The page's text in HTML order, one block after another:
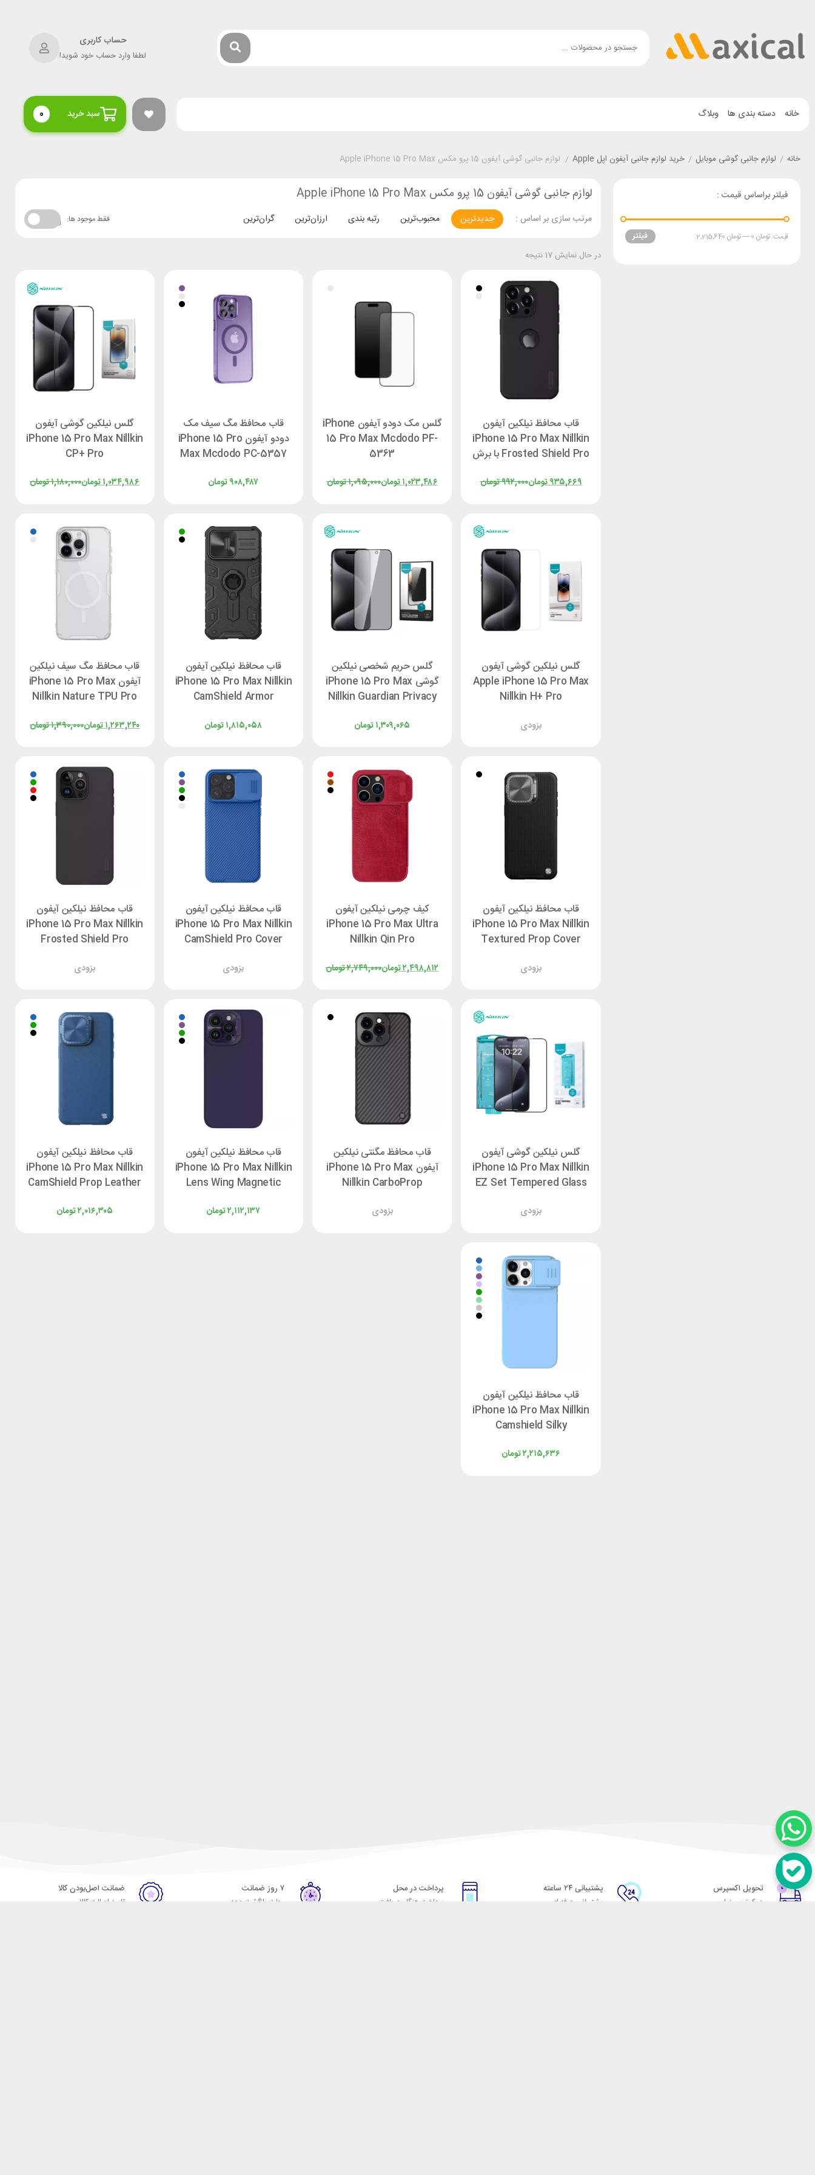
حساب کاربری
لطفا وارد حساب خود شوید!
خانه دسته بندی ها وبلاگ سبد خرید 0
خانه / لوازم جانبی گوشی موبایل / خرید لوازم جانبی آیفون اپل Apple / لوازم جانبی گوشی آیفون 15 پرو مکس Apple iPhone 15 Pro Max
لوازم جانبی گوشی آیفون 15 پرو مکس Apple iPhone 15 Pro Max
مرتب سازی بر اساس : جدیدترین محبوب‌ترین رتبه بندی ارزان‌ترین گران‌ترین فقط موجود ها:
در حال نمایش 17 نتیجه
قاب محافظ نیلکین آیفون
iPhone 15 Pro Max Nillkin
Frosted Shield Pro با برش
تومان۹۹۲,۰۰۰تومان۹۳۵,۶۶۹
گلس مک دودو آیفون iPhone
15 Pro Max Mcdodo PF-
5363
تومان۱,۰۹۵,۰۰۰تومان۱,۰۲۳,۴۸۶
قاب محافظ مگ سیف مک
دودو آیفون iPhone 15 Pro
Max Mcdodo PC-5357
تومان۹۰۸,۴۸۷
گلس نیلکین گوشی آیفون
iPhone 15 Pro Max Nillkin
CP+ Pro
تومان۱,۱۸۰,۰۰۰تومان۱,۰۳۴,۹۸۶
گلس نیلکین گوشی آیفون
Apple iPhone 15 Pro Max
Nillkin H+ Pro
بزودی
گلس حریم شخصی نیلکین
گوشی iPhone 15 Pro Max
Nillkin Guardian Privacy
تومان۱,۳۰۹,۰۶۵
قاب محافظ نیلکین آیفون
iPhone 15 Pro Max Nillkin
CamShield Armor
تومان۱,۸۱۵,۰۵۸
قاب محافظ مگ سیف نیلکین
آیفون iPhone 15 Pro Max
Nillkin Nature TPU Pro
تومان۱,۳۹۰,۰۰۰تومان۱,۲۶۳,۲۴۰
قاب محافظ نیلکین آیفون
iPhone 15 Pro Max Nillkin
Textured Prop Cover
بزودی
کیف چرمی نیلکین آیفون
iPhone 15 Pro Max Ultra
Nillkin Qin Pro
تومان۲,۷۴۹,۰۰۰تومان۲,۴۹۸,۸۱۲
قاب محافظ نیلکین آیفون
iPhone 15 Pro Max Nillkin
CamShield Pro Cover
بزودی
قاب محافظ نیلکین آیفون
iPhone 15 Pro Max Nillkin
Frosted Shield Pro
بزودی
گلس نیلکین گوشی آیفون
iPhone 15 Pro Max Nillkin
EZ Set Tempered Glass
بزودی
قاب محافظ مگنتی نیلکین
آیفون iPhone 15 Pro Max
Nillkin CarboProp
بزودی
قاب محافظ نیلکین آیفون
iPhone 15 Pro Max Nillkin
Lens Wing Magnetic
تومان۲,۱۱۲,۱۳۷
قاب محافظ نیلکین آیفون
iPhone 15 Pro Max Nillkin
CamShield Prop Leather
تومان۲,۰۱۶,۳۰۵
قاب محافظ نیلکین آیفون
iPhone 15 Pro Max Nillkin
Camshield Silky
تومان۲,۲۱۵,۶۳۶
فیلتر براساس قیمت :
فیلتر قیمت:تومان 0 —تومان 2,215,640
تحویل اکسپرس
در کمترین زمان
پشتیبانی ۲۴ ساعته
پشتیبانی حرفه ای
پرداخت در محل
پرداخت هنگام دریافت
۷ روز ضمانت
مهلت بازگشت وجه
ضمانت اصل‌بودن کالا
تایید اصالت کالا